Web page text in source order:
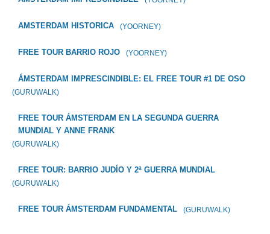
AMSTERDAM HISTORICA (YOORNEY)
FREE TOUR BARRIO ROJO (YOORNEY)
ÁMSTERDAM IMPRESCINDIBLE: EL FREE TOUR #1 DE OSO
(GURUWALK)
FREE TOUR ÁMSTERDAM EN LA SEGUNDA GUERRA
MUNDIAL Y ANNE FRANK
(GURUWALK)
FREE TOUR: BARRIO JUDÍO Y 2ª GUERRA MUNDIAL
(GURUWALK)
FREE TOUR ÁMSTERDAM FUNDAMENTAL (GURUWALK)